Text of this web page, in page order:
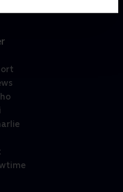
en masse sjov og